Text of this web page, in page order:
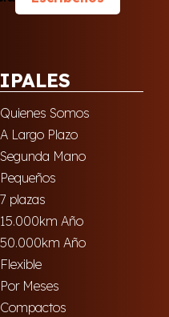
Quienes Somos
A Largo Plazo
Segunda Mano
Pequeños
7 plazas
15.000km Año
50.000km Año
Flexible
Por Meses
Compactos